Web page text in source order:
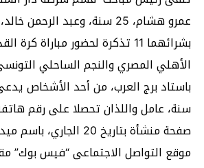
بشرائهما 11 تذكرة لحضور مباراة
الأهلي المصري والنجم الساحلي
سنة، عامل واللذان تحصلا على رقم
صفحة منشأة بتاريخ 20